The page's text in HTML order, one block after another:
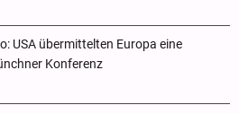
USA übermittelten Europa eine
Konferenz